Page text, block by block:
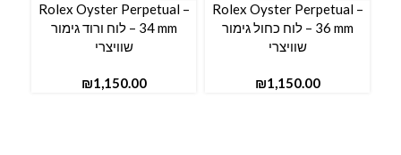
Rolex Oyster Perpetual –
36 mm – לוח כחול גימור
שוויצרי
₪
Rolex Oyster Perpetual –
34 mm – לוח ורוד גימור
שוויצרי
₪